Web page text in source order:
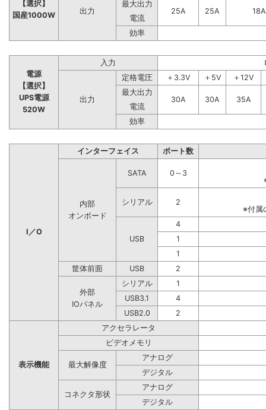
【選択】
国産1000W
出力
最大出力
25A
25A
18A
電流
効率
電源
【選択】
UPS電源
520W
入力
出力
定格電圧 ＋3.3V ＋5V
＋12V
最大出力
30A
30A
35A
電流
効率
I／O
インターフェイス ポート数
内部
オンボード
SATA
0～3
シリアル
2
※付属
USB
4
1
1
筐体前面
USB 2
外部
IOパネル
シリアル
1
USB3.1
4
USB2.0
2
表示機能
アクセラレータ
ビデオメモリ
最大解像度
アナログ
デジタル
コネクタ形状
アナログ
デジタル